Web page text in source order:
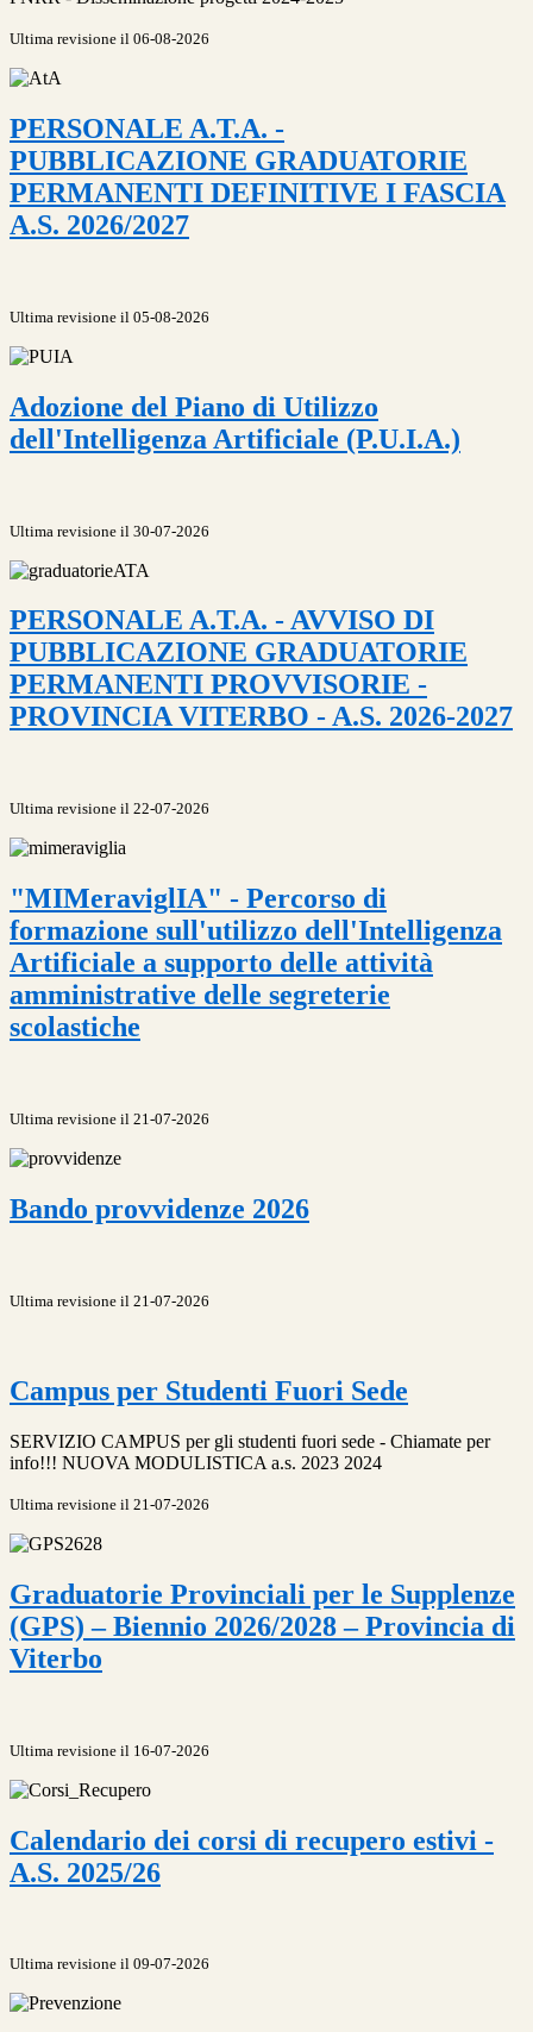
Ultima revisione il 06-08-2026
PERSONALE A.T.A. -
PUBBLICAZIONE GRADUATORIE
PERMANENTI DEFINITIVE I FASCIA
A.S. 2026/2027
Ultima revisione il 05-08-2026
Adozione del Piano di Utilizzo
dell'Intelligenza Artificiale (P.U.I.A.)
Ultima revisione il 30-07-2026
PERSONALE A.T.A. - AVVISO DI
PUBBLICAZIONE GRADUATORIE
PERMANENTI PROVVISORIE -
PROVINCIA VITERBO - A.S. 2026-2027
Ultima revisione il 22-07-2026
"MIMeraviglIA" - Percorso di
formazione sull'utilizzo dell'Intelligenza
Artificiale a supporto delle attività
amministrative delle segreterie
scolastiche
Ultima revisione il 21-07-2026
Bando provvidenze 2026
Ultima revisione il 21-07-2026
Campus per Studenti Fuori Sede
SERVIZIO CAMPUS per gli studenti fuori sede - Chiamate per
info!!! NUOVA MODULISTICA a.s. 2023 2024
Ultima revisione il 21-07-2026
Graduatorie Provinciali per le Supplenze
(GPS) – Biennio 2026/2028 – Provincia di
Viterbo
Ultima revisione il 16-07-2026
Calendario dei corsi di recupero estivi -
A.S. 2025/26
Ultima revisione il 09-07-2026